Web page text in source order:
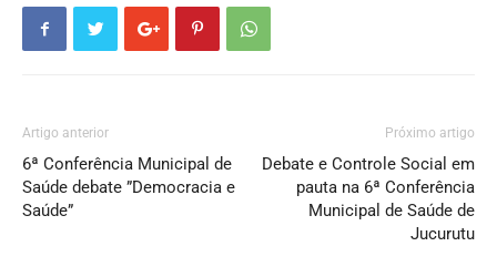
Artigo anterior
6ª Conferência Municipal de
Saúde debate ”Democracia e
Saúde”
Próximo artigo
Debate e Controle Social em
pauta na 6ª Conferência
Municipal de Saúde de
Jucurutu